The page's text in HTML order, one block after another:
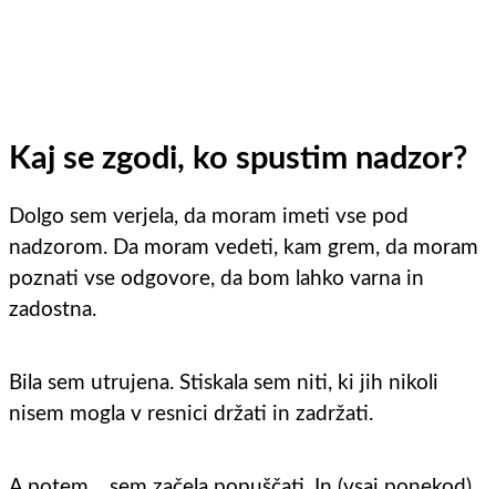
Kaj se zgodi, ko spustim nadzor?
Dolgo sem verjela, da moram imeti vse pod
nadzorom. Da moram vedeti, kam grem, da moram
poznati vse odgovore, da bom lahko varna in
zadostna.
Bila sem utrujena. Stiskala sem niti, ki jih nikoli
nisem mogla v resnici držati in zadržati.